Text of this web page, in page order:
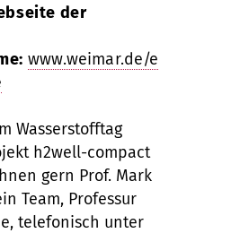
der
www.weimar.de/e
Wasserstofftag
h2well-compact
gern Prof. Mark
Team, Professur
telefonisch unter